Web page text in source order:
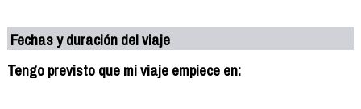
Fechas y duración del viaje
Tengo previsto que mi viaje empiece en: